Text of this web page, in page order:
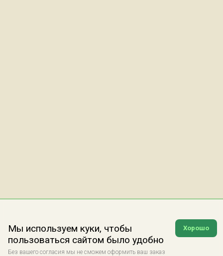
Хорошо
Мы используем куки, чтобы
пользоваться сайтом было удобно
Без вашего согласия мы не сможем оформить ваш заказ